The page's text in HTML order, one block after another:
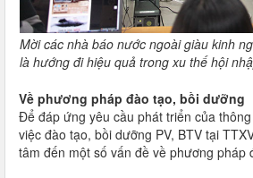
Mời các nhà báo nước ngoài giàu kinh
là hướng đi hiệu quả trong xu thế hội
Về phương pháp đào tạo, bồi dưỡng
Để đáp ứng yêu cầu phát triển của
việc đào tạo, bồi dưỡng PV, BTV tại
tâm đến một số vấn đề về phương pháp